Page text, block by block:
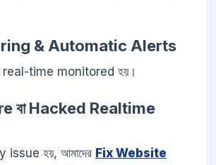
& Automatic Alerts
time monitored হয়।
বা Hacked Realtime
issue হয়, আমাদের Fix Website